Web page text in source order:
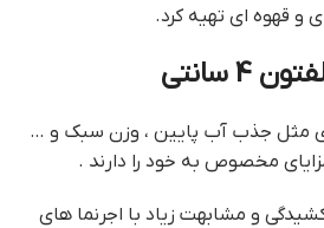
و قهوه ای تهیه کرد.
سانتی
مثل جذب آب پایین ، وزن سبک و …
دلیل کشیدگی و مشابهت زیاد با اجرنما های